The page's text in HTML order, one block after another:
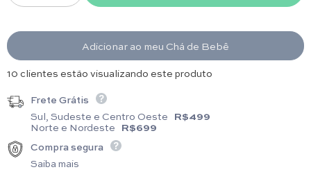
Adicionar ao meu Chá de Bebê
3 clientes estão visualizando este produto
Frete Grátis
Sul, Sudeste e Centro Oeste R$499
Norte e Nordeste R$699
Compra segura
Saiba mais